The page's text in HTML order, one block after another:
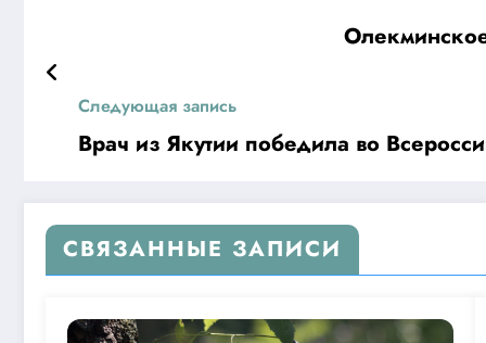
Следующая запись
Врач из Якутии победила во
СВЯЗАННЫЕ ЗАПИСИ